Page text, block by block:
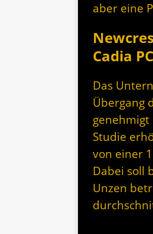
aber eine
Cadia
Das
Übergang
genehmigt
Studie
von einer
Dabei soll
Unzen